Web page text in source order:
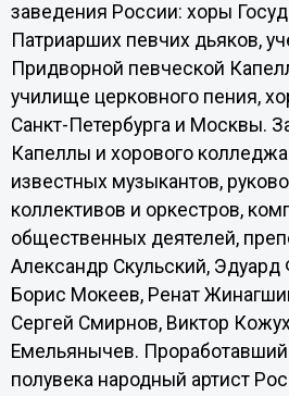
заведения России: хоры
Патриарших певчих дьяков,
Придворной певческой
училище церковного пения,
Санкт-Петербурга и Москвы.
Капеллы и хорового
известных музыкантов,
коллективов и оркестров,
общественных деятелей,
Александр Скульский, Эдуард
Борис Мокеев, Ренат
Сергей Смирнов, Виктор
Емельянычев.
полувека народный артист